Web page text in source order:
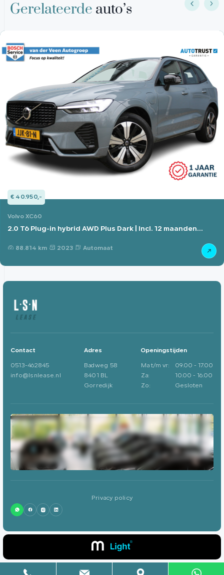
Gorredijk
Gerelateerde auto’s
€ 40.950,-
Volvo XC60
2.0 T6 Plug-in hybrid AWD Plus Dark | Incl. 12 maanden
88.814 km 2023 Automaat
Contact
0513-462845
info@lsnlease.nl
Adres
Badweg 58
8401 BL
Gorredijk
Openingstijden
Ma t/m vr:
09.00 - 17.00
Za:
10.00 - 16.00
Zo:
Gesloten
Privacy policy